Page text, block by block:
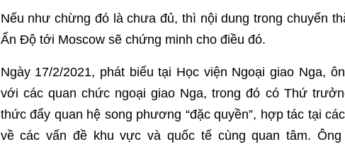
Nếu như chừng đó là chưa đủ, thì nội dung trong chuyến
Ấn Độ tới Moscow sẽ chứng minh cho điều đó.
Ngày 17/2/2021, phát biểu tại Học viện Ngoại giao Nga,
với các quan chức ngoại giao Nga, trong đó có Thứ
thức đẩy quan hệ song phương “đặc quyền”, hợp tác tại
về các vấn đề khu vực và quốc tế cùng quan tâm.